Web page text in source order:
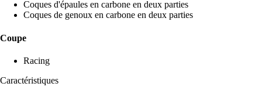
Coques d'épaules en carbone en deux parties
Coques de genoux en carbone en deux parties
Coupe
Racing
Caractéristiques